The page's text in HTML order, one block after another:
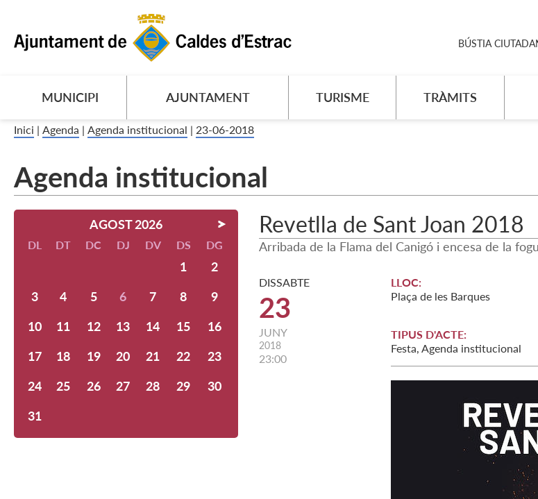
MUNICIPI AJUNTAMENT TURISME TRÀMITS
BÚSTIA
Inici | Agenda | Agenda institucional | 23-06-2018
Agenda institucional
AGOST 2026
DL DT DC DJ DV DS DG
1
2
3
4 5 6 7 8
9
10
11 12 13 14 15
16
17
18 19 20 21 22
23
24
25 26 27 28 29
30
31
Revetlla de Sant Joan 2018
Arribada de la Flama del Canigó i encesa de la
DISSABTE
23
JUNY
2018
23:00
LLOC:
Plaça de les Barques
TIPUS D'ACTE:
Festa, Agenda institucional